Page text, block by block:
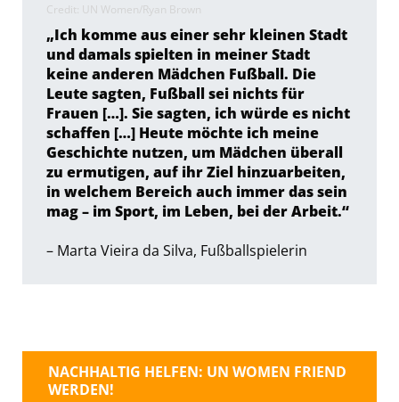
Credit: UN Women/Ryan Brown
„Ich komme aus einer sehr kleinen Stadt
und damals spielten in meiner Stadt
keine anderen Mädchen Fußball. Die
Leute sagten, Fußball sei nichts für
Frauen […]. Sie sagten, ich würde es nicht
schaffen […] Heute möchte ich meine
Geschichte nutzen, um Mädchen überall
zu ermutigen, auf ihr Ziel hinzuarbeiten,
in welchem ​​Bereich auch immer das sein
mag – im Sport, im Leben, bei der Arbeit.“
– Marta Vieira da Silva, Fußballspielerin
NACHHALTIG HELFEN: UN WOMEN FRIEND
WERDEN!